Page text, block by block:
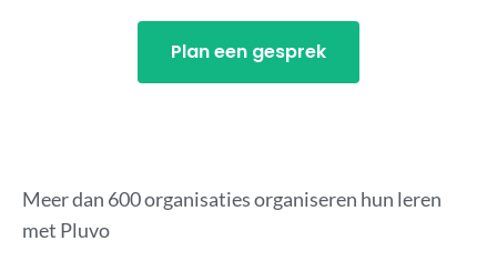
Plan een gesprek
Meer dan 600 organisaties organiseren hun leren
met Pluvo